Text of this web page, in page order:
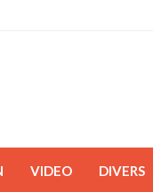
VIDEO DIVERS